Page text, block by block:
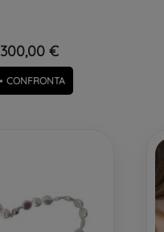
300,00 €
CONFRONTA